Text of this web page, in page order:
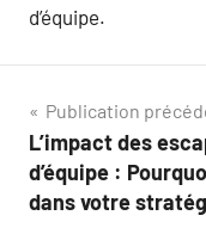
d’équipe.
Navigation
de
l’article
Publication
L’impact des
d’équipe :
dans votre